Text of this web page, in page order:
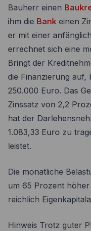
Bauherr einen
ihm die Bank einen
er mit einer
errechnet sich eine
Bringt der
die Finanzierung
250.000 Euro. Das
Zinssatz von 2,2
hat der
1.083,33 Euro zu
leistet.
Die monatliche
um 65 Prozent
reichlich
Hinweis Trotz guter